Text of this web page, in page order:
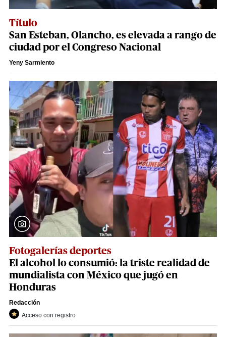
Título
San Esteban, Olancho, es elevada a rango de
ciudad por el Congreso Nacional
Yeny Sarmiento
Fotogalerías deportes
El alcohol lo consumió: la triste realidad de
mundialista con México que jugó en
Honduras
Redacción
Acceso con registro